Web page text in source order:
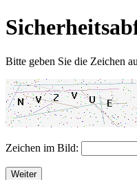
Bitte geben Sie die Zeichen
Zeichen im Bild:
Weiter